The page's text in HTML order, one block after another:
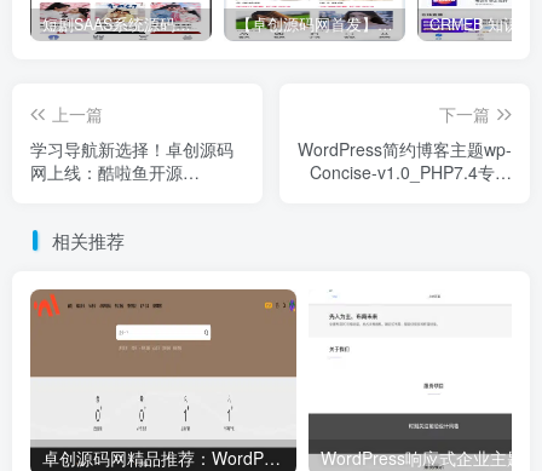
短剧SAAS系统源码｜多端分销+云存储+多租户架构 【卓创源码网首发】全开源视频打赏系统源码｜双模板+代理分站+易支付对接｜API全面修复｜站长盈利利器！​
上一篇
学习导航新选择！卓创源码
网上线：酷啦鱼开源
下一篇
WordPress简约博客主题wp-
Concise-v1.0_PHP7.4专版
相关推荐
卓创源码网精品推荐：WordPress资源站主题源码（集成Erphpdown）｜多级VIP体系+分类付费+免签支付｜完美适配图库/视频库/资源库搭建！